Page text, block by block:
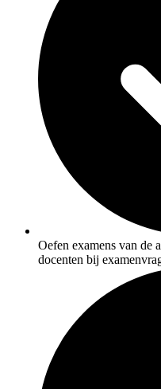
Oefen examens van de
docenten bij